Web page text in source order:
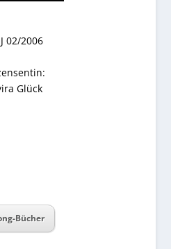
02/2006
Glück
Bücher